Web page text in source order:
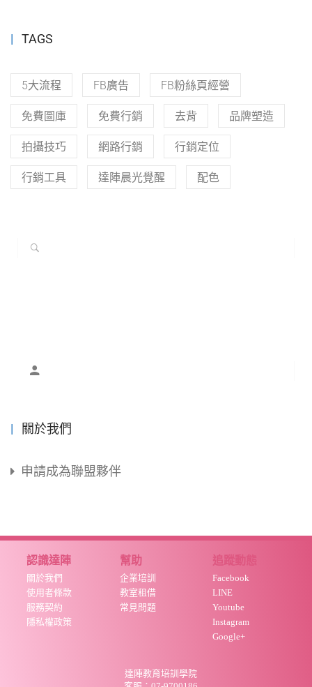
TAGS
5大流程 FB廣告 FB粉絲頁經營
免費圖庫 免費行銷 去背 品牌塑造
拍攝技巧 網路行銷 行銷定位
行銷工具 達陣晨光覺醒 配色
關於我們
申請成為聯盟夥伴
認識達陣
關於我們
使用者條款
服務契約
隱私權政策
幫助
企業培訓
教室租借
常見問題
追蹤動態
Facebook
LINE
Youtube
Instagram
Google+
達陣教育培訓學院